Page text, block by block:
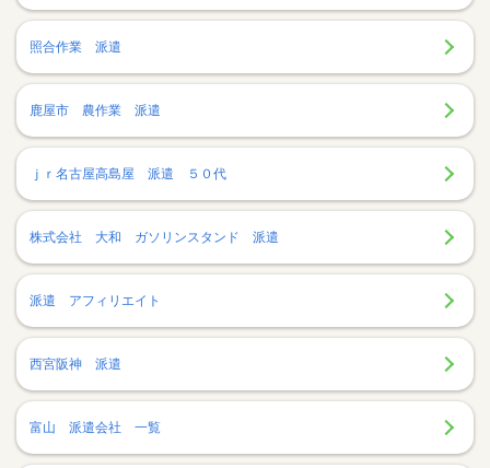
照合作業 派遣
鹿屋市 農作業 派遣
ｊｒ名古屋高島屋 派遣 ５０代
株式会社 大和 ガソリンスタンド 派遣
派遣 アフィリエイト
西宮阪神 派遣
富山 派遣会社 一覧